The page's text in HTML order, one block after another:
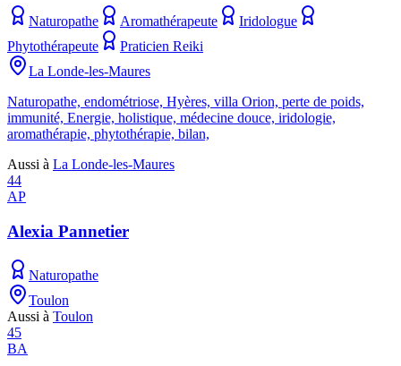
Naturopathe Aromathérapeute
Iridologue
Phytothérapeute
Praticien Reiki
La Londe-les-Maures
Naturopathe, endométriose, Hyères, villa Orion, perte de poids,
immunité, Energie, holistique, médecine douce, iridologie,
aromathérapie, phytothérapie, bilan,
Aussi à La Londe-les-Maures
44
AP
Alexia Pannetier
Naturopathe
Toulon
Aussi à Toulon
45
BA